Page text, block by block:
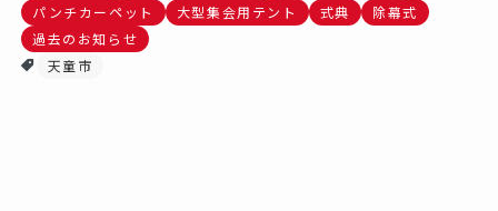
パンチカーペット
大型集会用テント 式典
除幕式
過去のお知らせ
天童市